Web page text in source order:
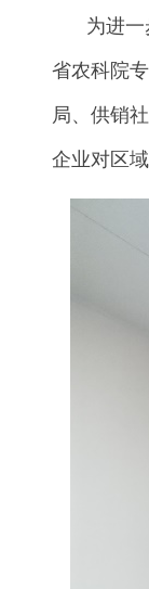
为进
省农科院
局、供销
企业对区